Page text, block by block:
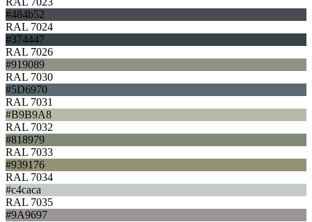
#484b52
RAL 7024
#374447
RAL 7026
#919089
RAL 7030
#5D6970
RAL 7031
#B9B9A8
RAL 7032
#818979
RAL 7033
#939176
RAL 7034
#c4caca
RAL 7035
#9A9697